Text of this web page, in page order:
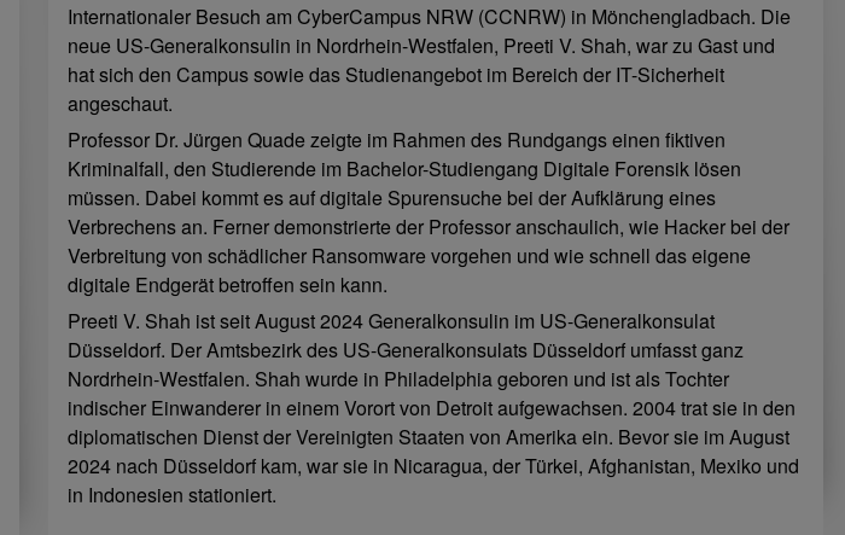
Internationaler Besuch am CyberCampus NRW (CCNRW) in Mönchengladbach. Die
neue US-Generalkonsulin in Nordrhein-Westfalen, Preeti V. Shah, war zu Gast und
hat sich den Campus sowie das Studienangebot im Bereich der IT-Sicherheit
angeschaut.
Professor Dr. Jürgen Quade zeigte im Rahmen des Rundgangs einen fiktiven
Kriminalfall, den Studierende im Bachelor-Studiengang Digitale Forensik lösen
müssen. Dabei kommt es auf digitale Spurensuche bei der Aufklärung eines
Verbrechens an. Ferner demonstrierte der Professor anschaulich, wie Hacker bei der
Verbreitung von schädlicher Ransomware vorgehen und wie schnell das eigene
digitale Endgerät betroffen sein kann.
Preeti V. Shah ist seit August 2024 Generalkonsulin im US-Generalkonsulat
Düsseldorf. Der Amtsbezirk des US-Generalkonsulats Düsseldorf umfasst ganz
Nordrhein-Westfalen. Shah wurde in Philadelphia geboren und ist als Tochter
indischer Einwanderer in einem Vorort von Detroit aufgewachsen. 2004 trat sie in den
diplomatischen Dienst der Vereinigten Staaten von Amerika ein. Bevor sie im August
2024 nach Düsseldorf kam, war sie in Nicaragua, der Türkei, Afghanistan, Mexiko und
in Indonesien stationiert.